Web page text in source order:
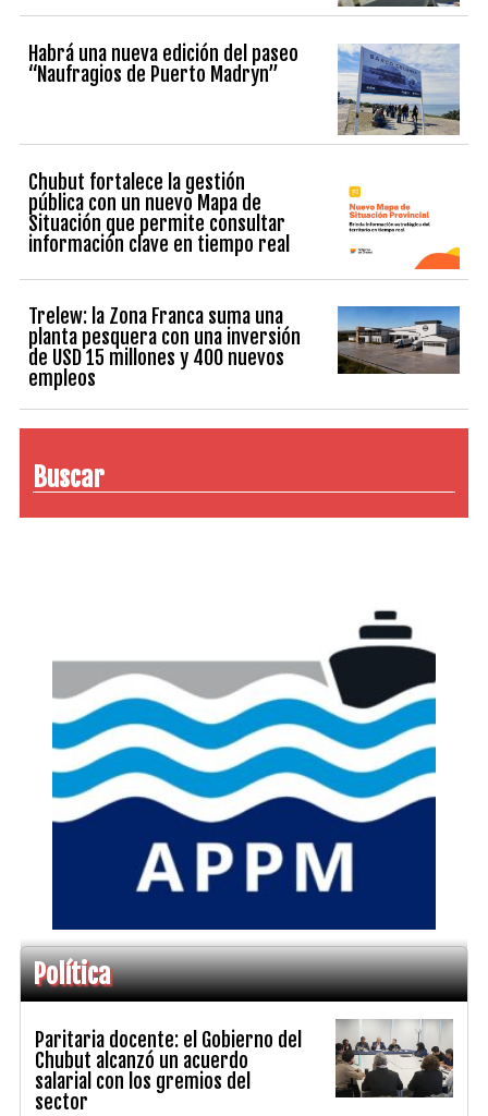
Habrá una nueva edición del paseo
“Naufragios de Puerto Madryn”
Chubut fortalece la gestión
pública con un nuevo Mapa de
Situación que permite consultar
información clave en tiempo real
Trelew: la Zona Franca suma una
planta pesquera con una inversión
de USD 15 millones y 400 nuevos
empleos
Buscar
Política
Paritaria docente: el Gobierno del
Chubut alcanzó un acuerdo
salarial con los gremios del
sector